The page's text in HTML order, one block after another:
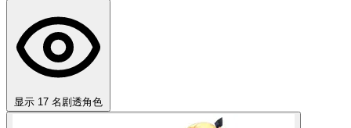
显示 17 名剧透角色